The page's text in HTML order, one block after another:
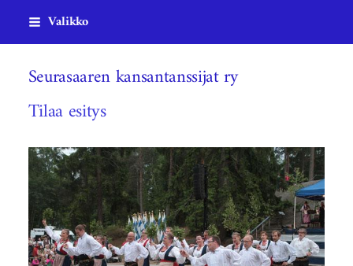
Siirry
sivun
Valikko
Seurasaaren kansantanssijat ry
Tilaa esitys